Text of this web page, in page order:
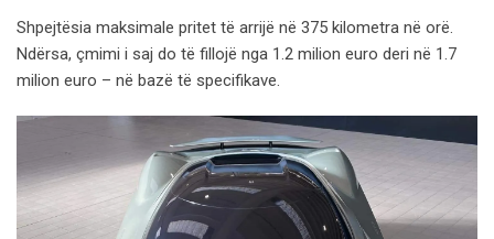
Shpejtësia maksimale pritet të arrijë në 375 kilometra në orë.
Ndërsa, çmimi i saj do të fillojë nga 1.2 milion euro deri në 1.7
milion euro – në bazë të specifikave.